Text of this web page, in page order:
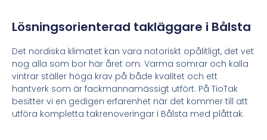
Lösningsorienterad takläggare i Bålsta
Det nordiska klimatet kan vara notoriskt opålitligt, det vet
nog alla som bor här året om. Varma somrar och kalla
vintrar ställer höga krav på både kvalitet och ett
hantverk som är fackmannamässigt utfört. På TioTak
besitter vi en gedigen erfarenhet när det kommer till att
utföra kompletta takrenoveringar i Bålsta med plåttak.